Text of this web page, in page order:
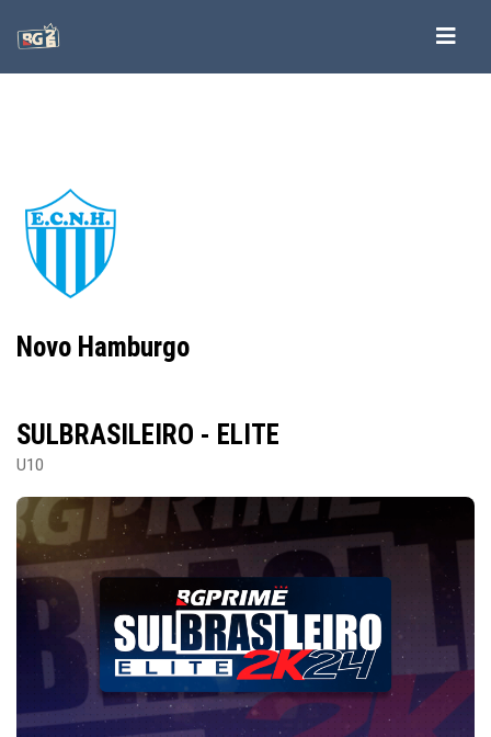
Novo Hamburgo
SULBRASILEIRO - ELITE
U10